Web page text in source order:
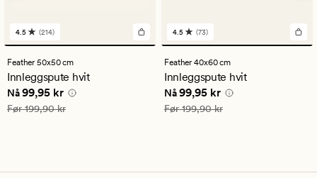
214
anmeldelser
med
en
gjennomsnittlig
vurdering
på
4.5
4.5 (214)
Feather 50x50 cm
Innleggspute hvit
Nåværende pris
Nå99,95 kr
Vanlig pris 199,90 kr
Før199,90 kr
73
anmeldelser
med
en
gjennomsnittlig
vurdering
på
4.5
4.5 (73)
Feather 40x60 cm
Innleggspute hvit
Nåværende pris
Nå99,95 kr
Vanlig pris 199,90 kr
Før199,90 kr